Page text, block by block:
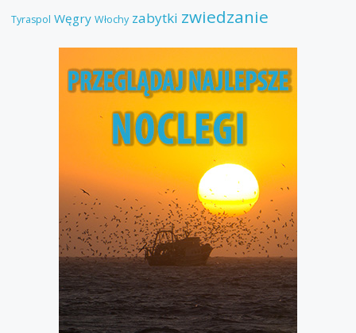
Tyraspol Węgry Włochy zabytki zwiedzanie